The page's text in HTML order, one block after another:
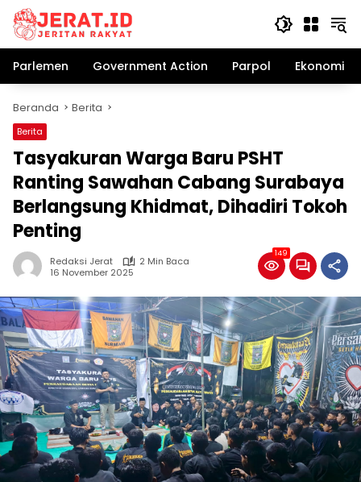
Langsung
konten
Parlemen
Government Action Parpol Ekonomi
Beranda Berita
Berita
Tasyakuran Warga Baru PSHT
Ranting Sawahan Cabang Surabaya
Berlangsung Khidmat, Dihadiri Tokoh
Penting
Redaksi Jerat
2 Min Baca
16 November 2025
149